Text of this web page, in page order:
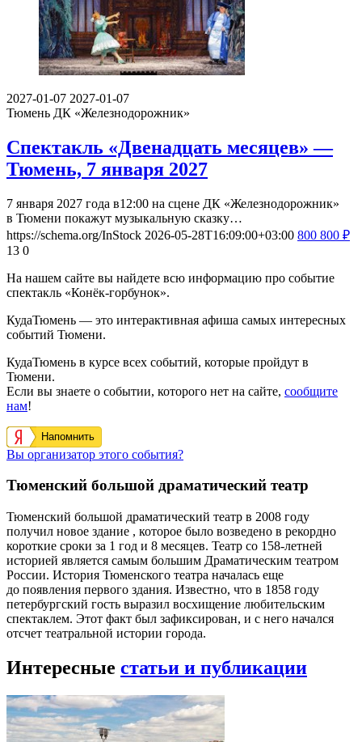
2027-01-07 2027-01-07
Тюмень ДК «Железнодорожник»
Спектакль «Двенадцать месяцев» —
Тюмень, 7 января 2027
7 января 2027 года в12:00 на сцене ДК «Железнодорожник»
в Тюмени покажут музыкальную сказку…
https://schema.org/InStock 2026-05-28T16:09:00+03:00 800 800 ₽
13 0
На нашем сайте вы найдете всю информацию про событие
спектакль «Конёк-горбунок».
КудаТюмень — это интерактивная афиша самых интересных
событий Тюмени.
КудаТюмень в курсе всех событий, которые пройдут в
Тюмени.
Если вы знаете о событии, которого нет на сайте, сообщите
нам!
Напомнить
Вы организатор этого события?
Тюменский большой драматический театр
Тюменский большой драматический театр в 2008 году
получил новое здание , которое было возведено в рекордно
короткие сроки за 1 год и 8 месяцев. Театр со 158-летней
историей является самым большим Драматическим театром
России. История Тюменского театра началась еще
до появления первого здания. Известно, что в 1858 году
петербургский гость выразил восхищение любительским
спектаклем. Этот факт был зафиксирован, и с него начался
отсчет театральной истории города.
Интересные статьи и публикации